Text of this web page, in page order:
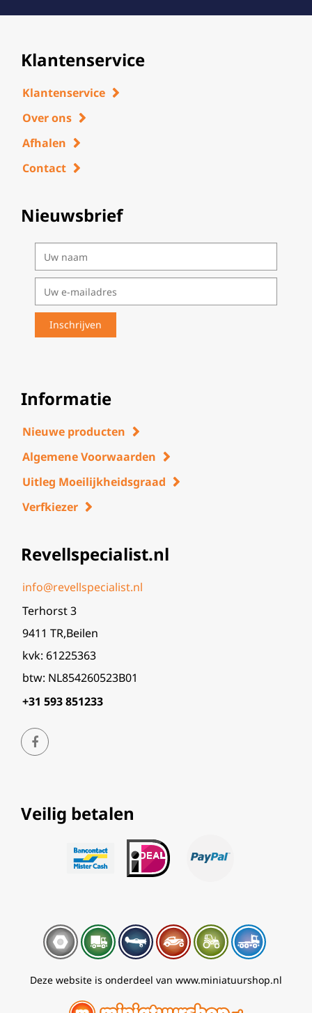
Klantenservice
Klantenservice
Over ons
Afhalen
Contact
Nieuwsbrief
Informatie
Nieuwe producten
Algemene Voorwaarden
Uitleg Moeilijkheidsgraad
Verfkiezer
Revellspecialist.nl
info@revellspecialist.nl
Terhorst 3
9411 TR,Beilen
kvk: 61225363
btw: NL854260523B01
+31 593 851233
Veilig betalen
Deze website is onderdeel van www.miniatuurshop.nl